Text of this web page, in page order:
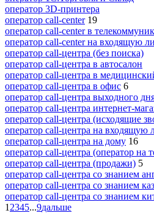
оператор 3D-принтера
оператор call-center 19
оператор call-center в
оператор call-center на входящую
оператор call-центра (без поиска)
оператор call-центра в автосалон
оператор call-центра в
оператор call-центра в офис 6
оператор call-центра выходного
оператор call-центра интернет-
оператор call-центра (исходящие
оператор call-центра на входящую
оператор call-центра на дому 16
оператор call-центра (оператор на
оператор call-центра (продажи) 5
оператор call-центра со знанием
оператор call-центра со знанием
оператор call-центра со знанием
1 2345...9дальше